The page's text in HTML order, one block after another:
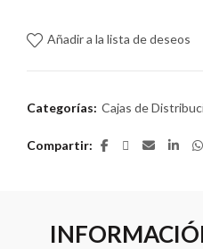
Añadir a la lista de deseos
Categorías: Cajas de
Compartir